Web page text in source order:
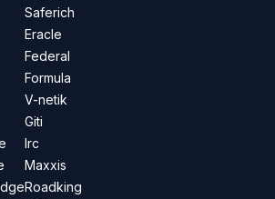
Saferich
Eracle
Federal
Formula
V-netik
Giti
Irc
Maxxis
Roadking